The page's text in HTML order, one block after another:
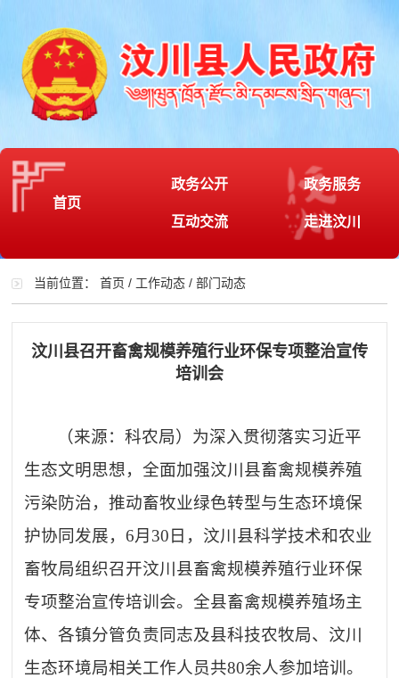
首页
政务公开 政务服务
互动交流 走进汶川
当前位置：首页 / 工作动态 /部门动态
汶川县召开畜禽规模养殖行业环保专项整治宣传
培训会
（来源：科农局）为深入贯彻落实习近平
生态文明思想，全面加强汶川县畜禽规模养殖
污染防治，推动畜牧业绿色转型与生态环境保
护协同发展，6月30日，汶川县科学技术和农业
畜牧局组织召开汶川县畜禽规模养殖行业环保
专项整治宣传培训会。全县畜禽规模养殖场主
体、各镇分管负责同志及县科技农牧局、汶川
生态环境局相关工作人员共80余人参加培训。